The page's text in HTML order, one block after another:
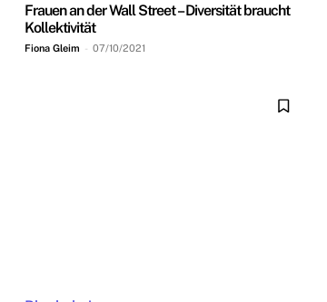
Frauen an der Wall Street – Diversität braucht
Kollektivität
Fiona Gleim - 07/10/2021